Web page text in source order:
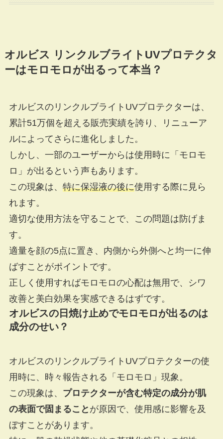
オルビス リンクルブライトUVプロテクタ
ーはモロモロが出るって本当？
オルビスのリンクルブライトUVプロテクターは、
累計51万個を超える販売実績を誇り、リニューア
ルによってさらに進化しました。
しかし、一部のユーザーからは使用時に「モロモ
ロ」が出るという声もあります。
この現象は、 特に保湿液の後に使用する際に見ら
れます。
適切な使用方法を守ることで、この問題は防げま
す。
適量を顔の5点に置き、内側から外側へと均一に伸
ばすことがポイントです。
正しく使用すればモロモロの心配は無用で、シワ
改善と美白効果を実感できるはずです。
オルビスの日焼け止めでモロモロが出るのは
成分のせい？
オルビスのリンクルブライトUVプロテクターの使
用時に、時々報告される「モロモロ」現象。
この現象は、 プロテクターが含む特定の成分が肌
の表面で固まること が原因で、使用感に影響を及
ぼすことがあります。